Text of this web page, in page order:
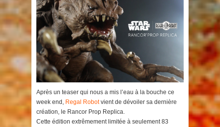
Après un teaser qui nous a mis l’eau à la bouche ce
week end, Regal Robotvient de dévoiler sa dernière
création, le Rancor Prop Replica.
Cette édition extrêmement limitée à seulement 83